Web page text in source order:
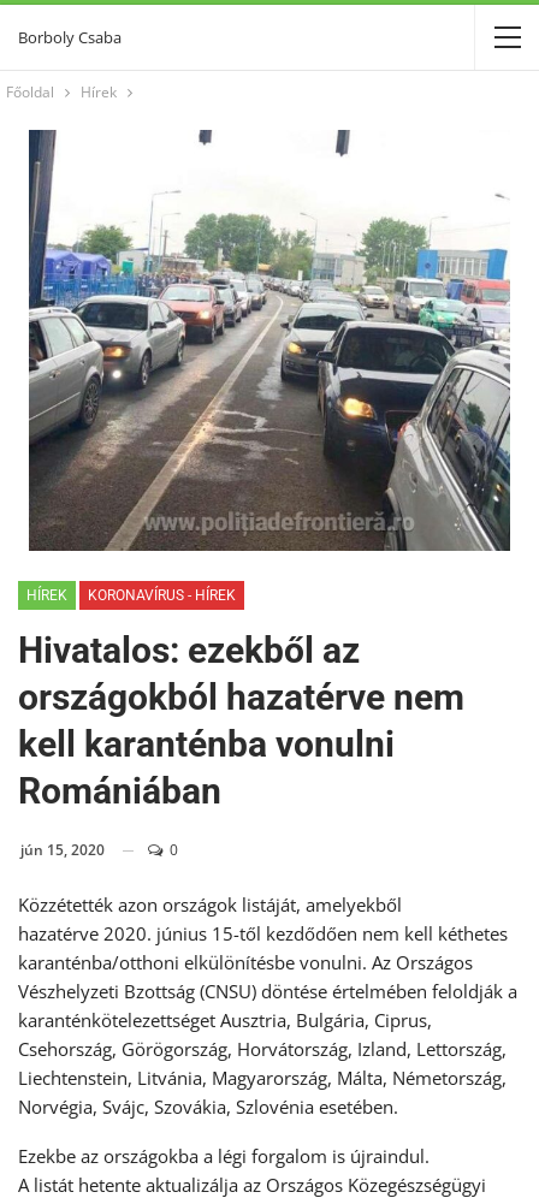
Borboly Csaba
Főoldal Hírek
HÍREK KORONAVÍRUS - HÍREK
Hivatalos: ezekből az
országokból hazatérve nem
kell karanténba vonulni
Romániában
jún 15, 2020 0
Közzétették azon országok listáját, amelyekből
hazatérve 2020. június 15-től kezdődően nem kell kéthetes
karanténba/otthoni elkülönítésbe vonulni. Az Országos
Vészhelyzeti Bzottság (CNSU) döntése értelmében feloldják a
karanténkötelezettséget Ausztria, Bulgária, Ciprus,
Csehország, Görögország, Horvátország, Izland, Lettország,
Liechtenstein, Litvánia, Magyarország, Málta, Németország,
Norvégia, Svájc, Szovákia, Szlovénia esetében.
Ezekbe az országokba a légi forgalom is újraindul.
A listát hetente aktualizálja az Országos Közegészségügyi